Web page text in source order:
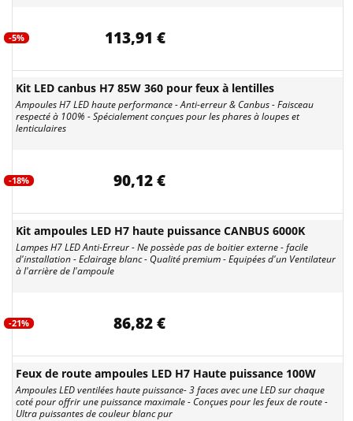
-5% 113,91 €
Kit LED canbus H7 85W 360 pour feux à lentilles
Ampoules H7 LED haute performance - Anti-erreur & Canbus - Faisceau
respecté à 100% - Spécialement conçues pour les phares à loupes et
lenticulaires
-18% 90,12 €
Kit ampoules LED H7 haute puissance CANBUS 6000K
Lampes H7 LED Anti-Erreur - Ne possède pas de boitier externe - facile
d'installation - Eclairage blanc - Qualité premium - Equipées d'un Ventilateur
à l'arrière de l'ampoule
-21% 86,82 €
Feux de route ampoules LED H7 Haute puissance 100W
Ampoules LED ventilées haute puissance- 3 faces avec une LED sur chaque
coté pour offrir une puissance maximale - Conçues pour les feux de route -
Ultra puissantes de couleur blanc pur